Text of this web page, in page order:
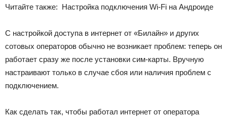
Читайте также: Настройка подключения Wi-Fi на Андроиде
С настройкой доступа в интернет от «Билайн» и других
сотовых операторов обычно не возникает проблем: теперь он
работает сразу же после установки сим-карты. Вручную
настраивают только в случае сбоя или наличия проблем с
подключением.
Как сделать так, чтобы работал интернет от оператора